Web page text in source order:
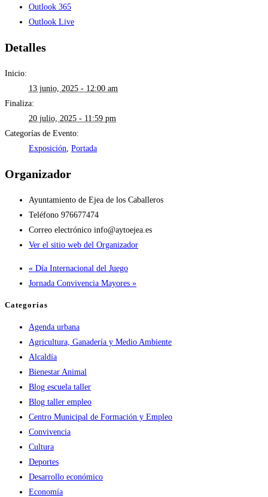
Outlook 365
Outlook Live
Detalles
Inicio:
13 junio, 2025 - 12:00 am
Finaliza:
20 julio, 2025 - 11:59 pm
Categorías de Evento:
Exposición Portada
Organizador
Ayuntamiento de Ejea de los Caballeros
Teléfono 976677474
Correo electrónico info@aytoejea.es
Ver el sitio web del Organizador
« Día Internacional del Juego
Jornada Convivencia Mayores »
Categorías
Agenda urbana
Agricultura, Ganadería y Medio Ambiente
Alcaldía
Bienestar Animal
Blog escuela taller
Blog taller empleo
Centro Municipal de Formación y Empleo
Convivencia
Cultura
Deportes
Desarrollo económico
Economía